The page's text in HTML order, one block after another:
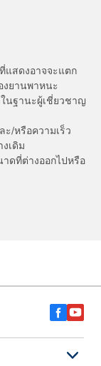
แสดงอาจจะแตก
งยานพาหนะ
นฐานะผู้เชี่ยวชาญ
/หรือความเร็ว
เดิม
ดที่ต่างออกไปหรือ